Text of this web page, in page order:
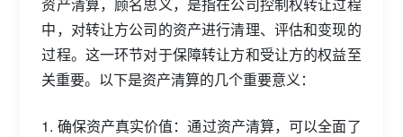
中，对转让方公司的资产进行清理、评估和变现的
过程。这一环节对于保障转让方和受让方的权益至
关重要。以下是资产清算的几个重要意义：
1. 确保资产真实价值：通过资产清算，可以全面了